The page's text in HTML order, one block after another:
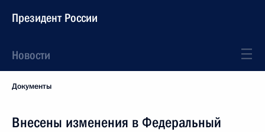
Президент России
Новости
Документы
Внесены изменения в Федеральный